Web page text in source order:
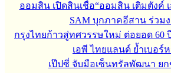
ออมสิน เปิดสินเชื่อ“ออมสิน เติมตังค์
SAM บุกภาคอีสาน ร่วมง
กรุงไทยก้าวสู่ทศวรรษใหม่ ต่อยอด
เอพี ไทยแลนด์ ย้ำเบอร์
เป๊ปซี่ จับมือเซ็นทรัลพัฒนา ย